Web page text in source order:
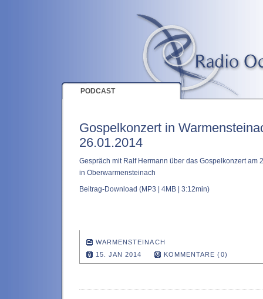
PODCAST
Gospelkonzert in
26.01.2014
Gespräch mit Ralf Hermann über das Gospelkonzert am
in Oberwarmensteinach
Beitrag-Download (MP3 | 4MB | 3:12min)
WARMENSTEINACH
15. JAN 2014
KOMMENTARE (0)